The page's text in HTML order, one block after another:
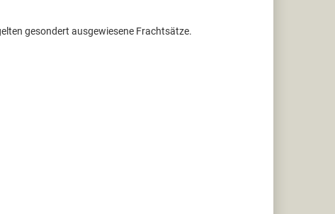
gesondert ausgewiesene Frachtsätze.